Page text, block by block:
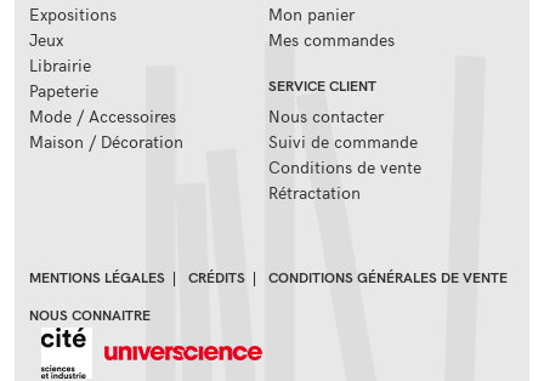
Expositions
Jeux
Librairie
Papeterie
Mode / Accessoires
Maison / Décoration
Mon panier
Mes commandes
SERVICE CLIENT
Nous contacter
Suivi de commande
Conditions de vente
Rétractation
MENTIONS LÉGALES | CRÉDITS |
CONDITIONS GÉNÉRALES DE VENTE
NOUS CONNAITRE